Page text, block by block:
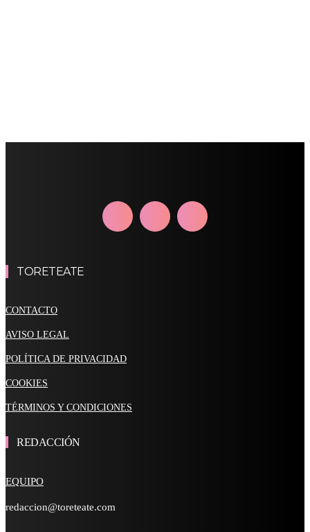
TORETEATE
CONTACTO
AVISO LEGAL
POLÍTICA DE PRIVACIDAD
COOKIES
TÉRMINOS Y CONDICIONES
REDACCIÓN
EQUIPO
redaccion@toreteate.com